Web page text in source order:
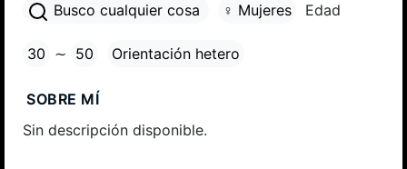
Busco cualquier cosa
♀ Mujeres Edad
30 ∼ 50 Orientación hetero
SOBRE MÍ
Sin descripción disponible.